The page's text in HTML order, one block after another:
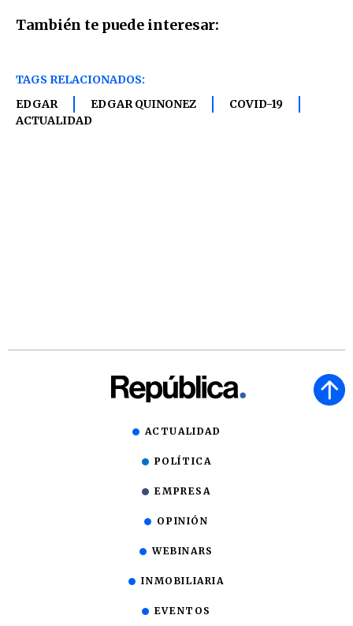
También te puede interesar:
TAGS RELACIONADOS:
EDGAR
EDGAR QUINONEZ
COVID-19
ACTUALIDAD
ACTUALIDAD
POLÍTICA
EMPRESA
OPINIÓN
WEBINARS
INMOBILIARIA
EVENTOS